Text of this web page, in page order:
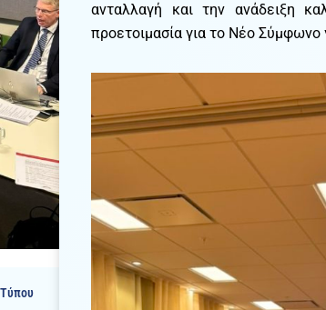
ανταλλαγή και την ανάδειξη
προετοιμασία για το Νέο